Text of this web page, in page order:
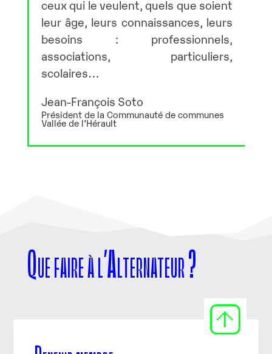
ceux qui le veulent, quels que soient
leur âge, leurs connaissances, leurs
besoins : professionnels,
associations, particuliers,
scolaires…
Jean-François Soto
Président de la Communauté de communes
Vallée de l’Hérault
Que faire à l’Alternateur ?